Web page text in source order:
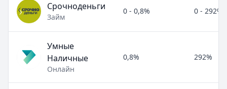
Срочноденьги
Займ
0 - 0,8% 0 - 292%
Умные
Наличные
Онлайн
0,8% 292%